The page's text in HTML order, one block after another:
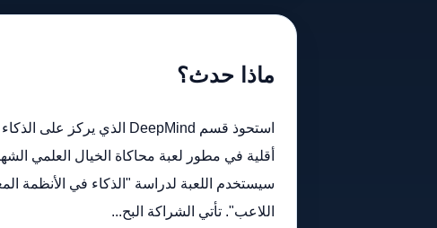
ماذا حدث؟
سيستخدم اللعبة لدراسة "الذكاء في الأنظمة
اللاعب". تأتي الشراكة البح...